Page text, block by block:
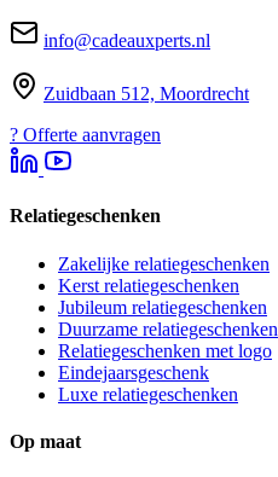
info@cadeauxperts.nl
Zuidbaan 512, Moordrecht
? Offerte aanvragen
Relatiegeschenken
Zakelijke relatiegeschenken
Kerst relatiegeschenken
Jubileum relatiegeschenken
Duurzame relatiegeschenken
Relatiegeschenken met logo
Eindejaarsgeschenk
Luxe relatiegeschenken
Op maat